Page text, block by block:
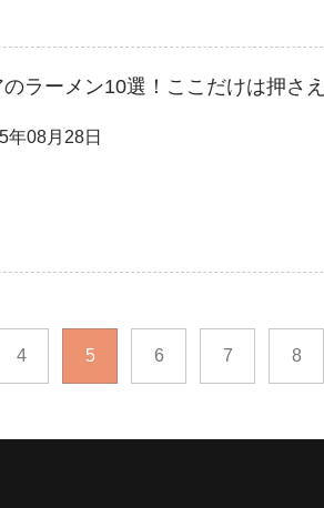
のラーメン10選！ここだけは押さ
年08月28日
4 5 6 7 8